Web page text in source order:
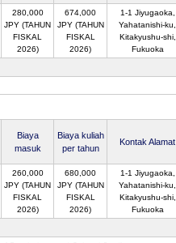
280,000
JPY (TAHUN
FISKAL
2026)
674,000
JPY (TAHUN
FISKAL
2026)
1-1 Jiyugaoka,
Yahatanishi-ku,
Kitakyushu-shi,
Fukuoka
Biaya
masuk
Biaya kuliah
per tahun
Kontak Alamat
260,000
JPY (TAHUN
FISKAL
2026)
680,000
JPY (TAHUN
FISKAL
2026)
1-1 Jiyugaoka,
Yahatanishi-ku,
Kitakyushu-shi,
Fukuoka